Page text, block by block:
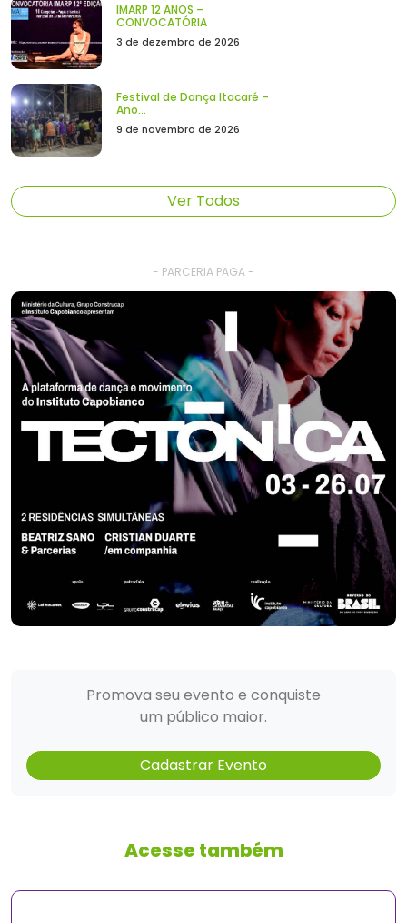
IMARP 12 ANOS –
CONVOCATÓRIA
3 de dezembro de 2026
Festival de Dança Itacaré –
Ano...
9 de novembro de 2026
Ver Todos
- PARCERIA PAGA -
Promova seu evento e conquiste
um público maior.
Cadastrar Evento
Acesse também